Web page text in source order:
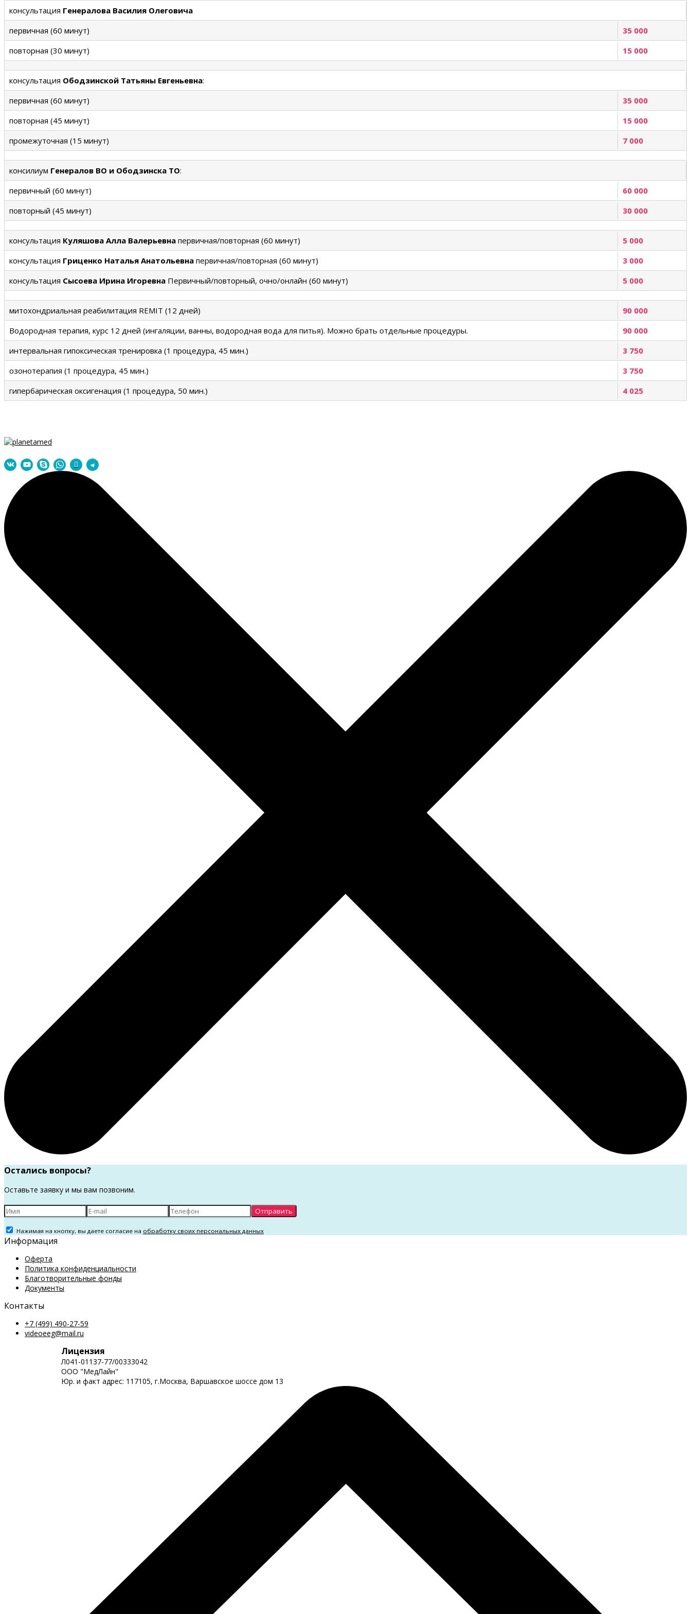
консультация Генералова Василия Олеговича
первичная (60 минут)
35 000
повторная (30 минут)
15 000
консультация Ободзинской Татьяны Евгеньевна:
первичная (60 минут)
35 000
повторная (45 минут)
15 000
промежуточная (15 минут)
7 000
консилиум Генералов ВО и Ободзинска ТО:
первичный (60 минут)
60 000
повторный (45 минут)
30 000
консультация Куляшова Алла Валерьевна первичная/повторная (60 минут)
5 000
консультация Гриценко Наталья Анатольевна первичная/повторная (60 минут)
3 000
консультация Сысоева Ирина Игоревна Первичный/повторный, очно/онлайн (60 минут) 5 000
митохондриальная реабилитация REMIT (12 дней)
90 000
Водородная терапия, курс 12 дней (ингаляции, ванны, водородная вода для питья). Можно брать отдельные процедуры.
90 000
интервальная гипоксическая тренировка (1 процедура, 45 мин.)
3 750
озонотерапия (1 процедура, 45 мин.)
3 750
гипербарическая оксигенация (1 процедура, 50 мин.)
4 025
Остались вопросы?
Оставьте заявку и мы вам позвоним.
Нажимая на кнопку, вы даете согласие на обработку своих персональных данных
Информация
Оферта
Политика конфиденциальности
Благотворительные фонды
Документы
Контакты
+7 (499) 490-27-59
videoeeg@mail.ru
Лицензия
Л041-01137-77/00333042
ООО "МедЛайн"
Юр. и факт адрес: 117105, г.Москва, Варшавское шоссе дом 13